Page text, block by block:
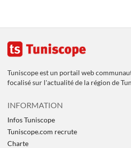
Tuniscope est un portail web
focalisé sur l'actualité de la région de
INFORMATION
Infos Tuniscope
Tuniscope.com recrute
Charte